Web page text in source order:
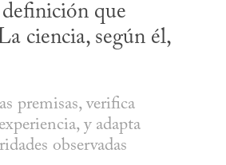
que
ciencia, según él,
premisas, verifica
y adapta
observadas